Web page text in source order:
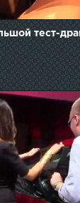
тест-